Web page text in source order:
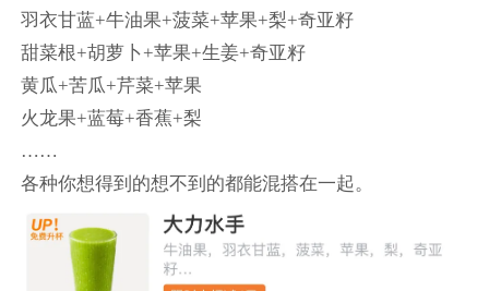
羽衣甘蓝+牛油果+菠菜+苹果+梨+奇亚籽
甜菜根+胡萝卜+苹果+生姜+奇亚籽
黄瓜+苦瓜+芹菜+苹果
火龙果+蓝莓+香蕉+梨
……
各种你想得到的想不到的都能混搭在一起。